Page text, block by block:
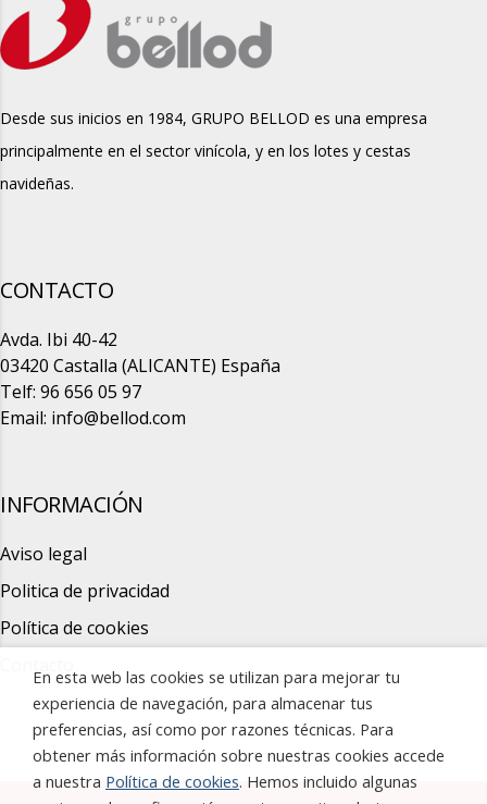
Desde sus inicios en 1984, GRUPO BELLOD es una empresa
principalmente en el sector vinícola, y en los lotes y cestas
navideñas.
CONTACTO
Avda. Ibi 40-42
03420 Castalla (ALICANTE) España
Telf: 96 656 05 97
Email: info@bellod.com
INFORMACIÓN
Aviso legal
Politica de privacidad
Política de cookies
En esta web las cookies se utilizan para mejorar tu
experiencia de navegación, para almacenar tus
preferencias, así como por razones técnicas. Para
obtener más información sobre nuestras cookies accede
a nuestra Política de cookies. Hemos incluido algunas